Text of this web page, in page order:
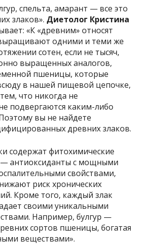
спельта, амарант — все это
злаков». Диетолог Кристина
«К «древним» относят
одними и теми же
сотен, если не тысяч,
выращенных аналогов,
пшеницы, которые
в нашей пищевой цепочке,
что никогда не
подвергаются каким-либо
вы не найдете
древних злаков.
содержат фитохимические
антиоксиданты с мощными
свойствами,
риск хронических
Кроме того, каждый злак
своими уникальными
Например, булгур —
сортов пшеницы, богатая
веществами».